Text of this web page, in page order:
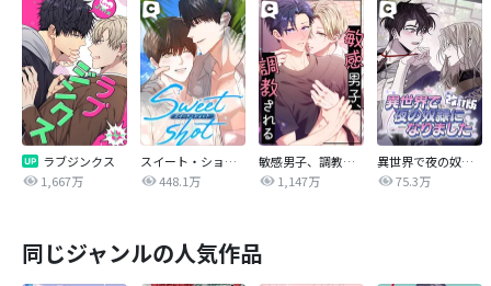
ラブジンクス
1,667万
スイート・ショット
448.1万
敏感男子、調教される
1,147万
異世界で夜の奴隷になりました【改訂版】
75.3万
同じジャンルの人気作品